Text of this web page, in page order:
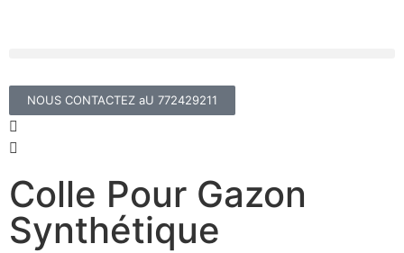
NOUS CONTACTEZ aU 772429211
Colle Pour Gazon
Synthétique